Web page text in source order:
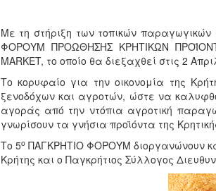
Με τη στήριξη των τοπικών
ΦΟΡΟΥΜ ΠΡΟΩΘΗΣΗΣ ΚΡΗΤΙΚΩΝ
MARKET, το οποίο θα διεξαχθεί στις 2
Το κορυφαίο για την οικονομία της
ξενοδόχων και αγροτών, ώστε να
αγοράς από την ντόπια αγροτική
γνωρίσουν τα γνήσια προϊόντα της
Το 5οΠΑΓΚΡΗΤΙΟ ΦΟΡΟΥΜ διοργανώνουν
Κρήτης και ο Παγκρήτιος Σύλλογος